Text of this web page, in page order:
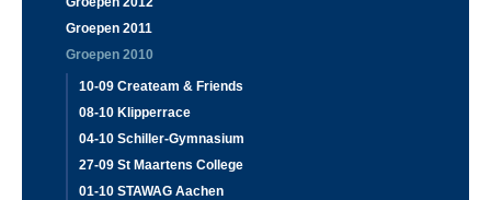
Groepen 2011
Groepen 2010
10-09 Createam & Friends
08-10 Klipperrace
04-10 Schiller-Gymnasium
27-09 St Maartens College
01-10 STAWAG Aachen